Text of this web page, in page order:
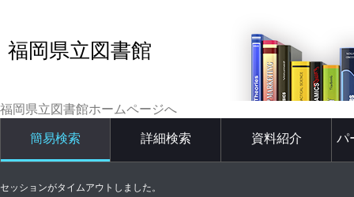
福岡県立図書館
福岡県立図書館ホームページへ
簡易検索 詳細検索 資料紹介 パ
セッションがタイムアウトしました。